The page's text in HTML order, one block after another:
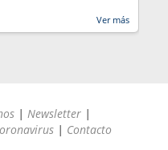
Ver más
| Newsletter |
| Contacto